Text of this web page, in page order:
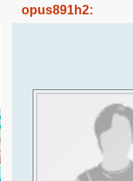
opus891h2: